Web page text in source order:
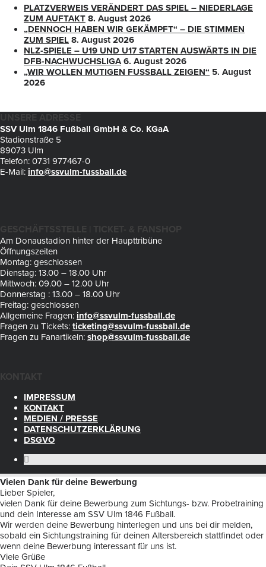
PLATZVERWEIS VERÄNDERT DAS SPIEL – NIEDERLAGE
ZUM AUFTAKT 8. August 2026
„DENNOCH HABEN WIR GEKÄMPFT“ – DIE STIMMEN
ZUM SPIEL 8. August 2026
NLZ-SPIELE – U19 UND U17 STARTEN AUSWÄRTS IN DIE
DFB-NACHWUCHSLIGA 6. August 2026
„WIR WOLLEN MUTIGEN FUSSBALL ZEIGEN“
5. August
2026
UNSERE ADRESSE
SSV Ulm 1846 Fußball GmbH & Co. KGaA
Stadionstraße 5
89073 Ulm
Telefon: 0731 977467-0
E-Mail: info@ssvulm-fussball.de
GESCHÄFTSSTELLE | TICKET- & FANSHOP
Am Donaustadion hinter der Haupttribüne
Öffnungszeiten
Montag: geschlossen
Dienstag: 13.00 – 18.00 Uhr
Mittwoch: 09.00 – 12.00 Uhr
Donnerstag : 13.00 – 18.00 Uhr
Freitag: geschlossen
Allgemeine Fragen: info@ssvulm-fussball.de
Fragen zu Tickets: ticketing@ssvulm-fussball.de
Fragen zu Fanartikeln: shop@ssvulm-fussball.de
KONTAKT
IMPRESSUM
KONTAKT
MEDIEN / PRESSE
DATENSCHUTZERKLÄRUNG
DSGVO
Vielen Dank für deine Bewerbung
Lieber Spieler,
vielen Dank für deine Bewerbung zum Sichtungs- bzw. Probetraining
und dein Interesse am SSV Ulm 1846 Fußball.
Wir werden deine Bewerbung hinterlegen und uns bei dir melden,
sobald ein Sichtungstraining für deinen Altersbereich stattfindet oder
wenn deine Bewerbung interessant für uns ist.
Viele Grüße